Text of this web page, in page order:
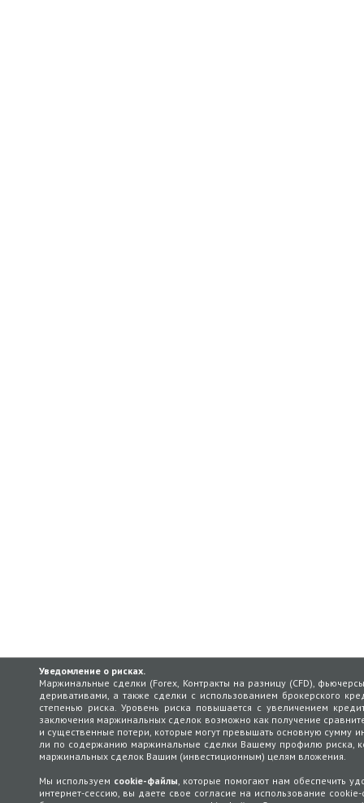
Уведомление о рисках.
Маржинальные сделки (Forex, Контракты на разницу (CFD),
деривативами, а также сделки с использованием брокерского
степенью риска. Уровень риска повышается с увеличением
заключения маржинальных сделок возможно как получение
и существенные потери, которые могут превышать основную сумму
ли по содержанию маржинальные сделки Вашему профилю риска,
маржинальных сделок Вашим (инвестиционным) целям вложения.
Мы используем cookie-файлы, которые помогают нам обеспечить
интернет-сессию, вы даете свое согласие на использование